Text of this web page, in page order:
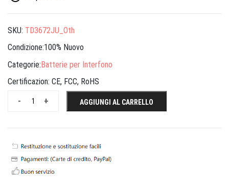
SKU: TD3672JU_Oth
Condizione:100% Nuovo
Categorie:Batterie per Interfono
Certificazion: CE, FCC, RoHS
+
- AGGIUNGI AL CARRELLO